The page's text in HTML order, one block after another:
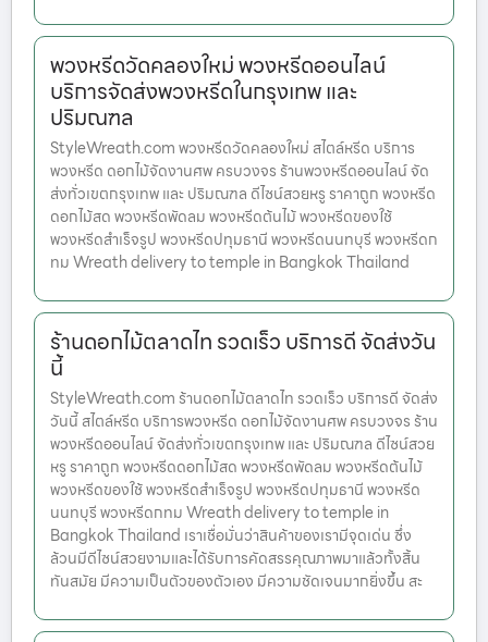
พวงหรีดวัดคลองใหม่ พวงหรีดออนไลน์
บริการจัดส่งพวงหรีดในกรุงเทพ และ
ปริมณฑล
StyleWreath.com พวงหรีดวัดคลองใหม่ สไตล์หรีด บริการ
พวงหรีด ดอกไม้จัดงานศพ ครบวงจร ร้านพวงหรีดออนไลน์ จัด
ส่งทั่วเขตกรุงเทพ และ ปริมณฑล ดีไซน์สวยหรู ราคาถูก พวงหรีด
ดอกไม้สด พวงหรีดพัดลม พวงหรีดต้นไม้ พวงหรีดของใช้
พวงหรีดสำเร็จรูป พวงหรีดปทุมธานี พวงหรีดนนทบุรี พวงหรีดก
ทม Wreath delivery to temple in Bangkok Thailand
ร้านดอกไม้ตลาดไท รวดเร็ว บริการดี จัดส่งวัน
นี้
StyleWreath.com ร้านดอกไม้ตลาดไท รวดเร็ว บริการดี จัดส่ง
วันนี้ สไตล์หรีด บริการพวงหรีด ดอกไม้จัดงานศพ ครบวงจร ร้าน
พวงหรีดออนไลน์ จัดส่งทั่วเขตกรุงเทพ และ ปริมณฑล ดีไซน์สวย
หรู ราคาถูก พวงหรีดดอกไม้สด พวงหรีดพัดลม พวงหรีดต้นไม้
พวงหรีดของใช้ พวงหรีดสำเร็จรูป พวงหรีดปทุมธานี พวงหรีด
นนทบุรี พวงหรีดกทม Wreath delivery to temple in
Bangkok Thailand เราเชื่อมั่นว่าสินค้าของเรามีจุดเด่น ซึ่ง
ล้วนมีดีไซน์สวยงามและได้รับการคัดสรรคุณภาพมาแล้วทั้งสิ้น
ทันสมัย มีความเป็นตัวของตัวเอง มีความชัดเจนมากยิ่งขึ้น สะ